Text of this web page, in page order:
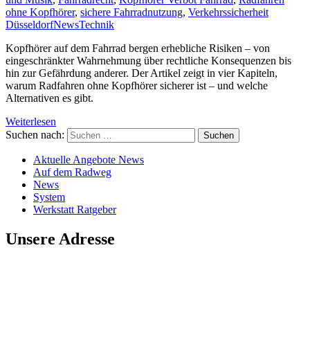
ohne Kopfhörer, sichere Fahrradnutzung, Verkehrssicherheit
DüsseldorfNewsTechnik
Kopfhörer auf dem Fahrrad bergen erhebliche Risiken – von
eingeschränkter Wahrnehmung über rechtliche Konsequenzen bis
hin zur Gefährdung anderer. Der Artikel zeigt in vier Kapiteln,
warum Radfahren ohne Kopfhörer sicherer ist – und welche
Alternativen es gibt.
Weiterlesen
Suchen nach:
Aktuelle Angebote News
Auf dem Radweg
News
System
Werkstatt Ratgeber
Unsere Adresse